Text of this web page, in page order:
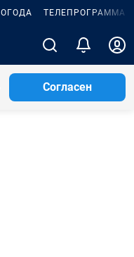
ТЕЛЕПРОГРАММА
Согласен